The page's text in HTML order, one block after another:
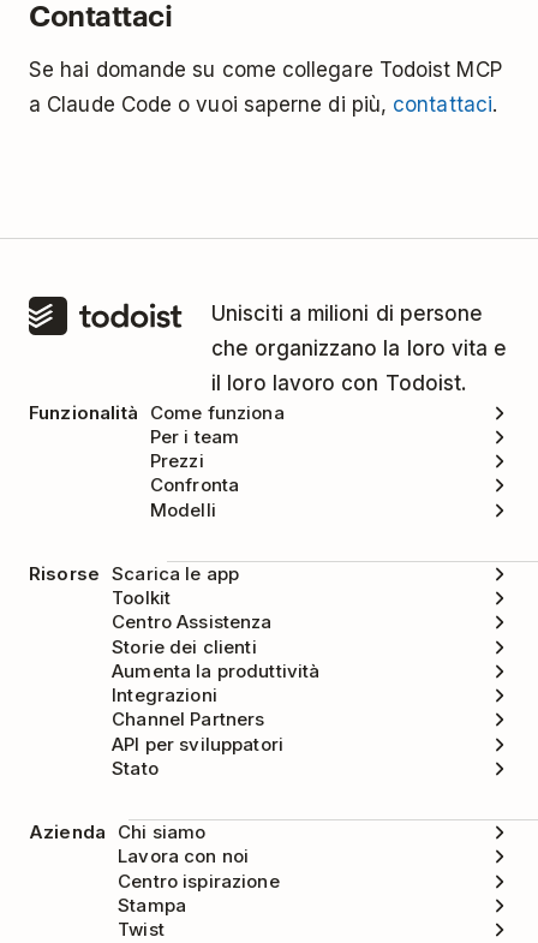
Contattaci
Se hai domande su come collegare Todoist MCP
a Claude Code o vuoi saperne di più, contattaci.
Unisciti a milioni di persone
che organizzano la loro vita e
il loro lavoro con Todoist.
Funzionalità
Come funziona
Per i team
Prezzi
Confronta
Modelli
Risorse Scarica le app
Toolkit
Centro Assistenza
Storie dei clienti
Aumenta la produttività
Integrazioni
Channel Partners
API per sviluppatori
Stato
Azienda
Chi siamo
Lavora con noi
Centro ispirazione
Stampa
Twist